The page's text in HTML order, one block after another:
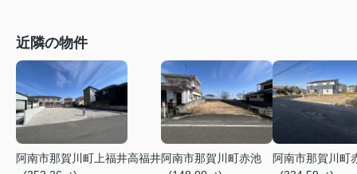
近隣の物件
阿南市那賀川町上福井高福井阿南市那賀川町赤池
阿南市那賀川町